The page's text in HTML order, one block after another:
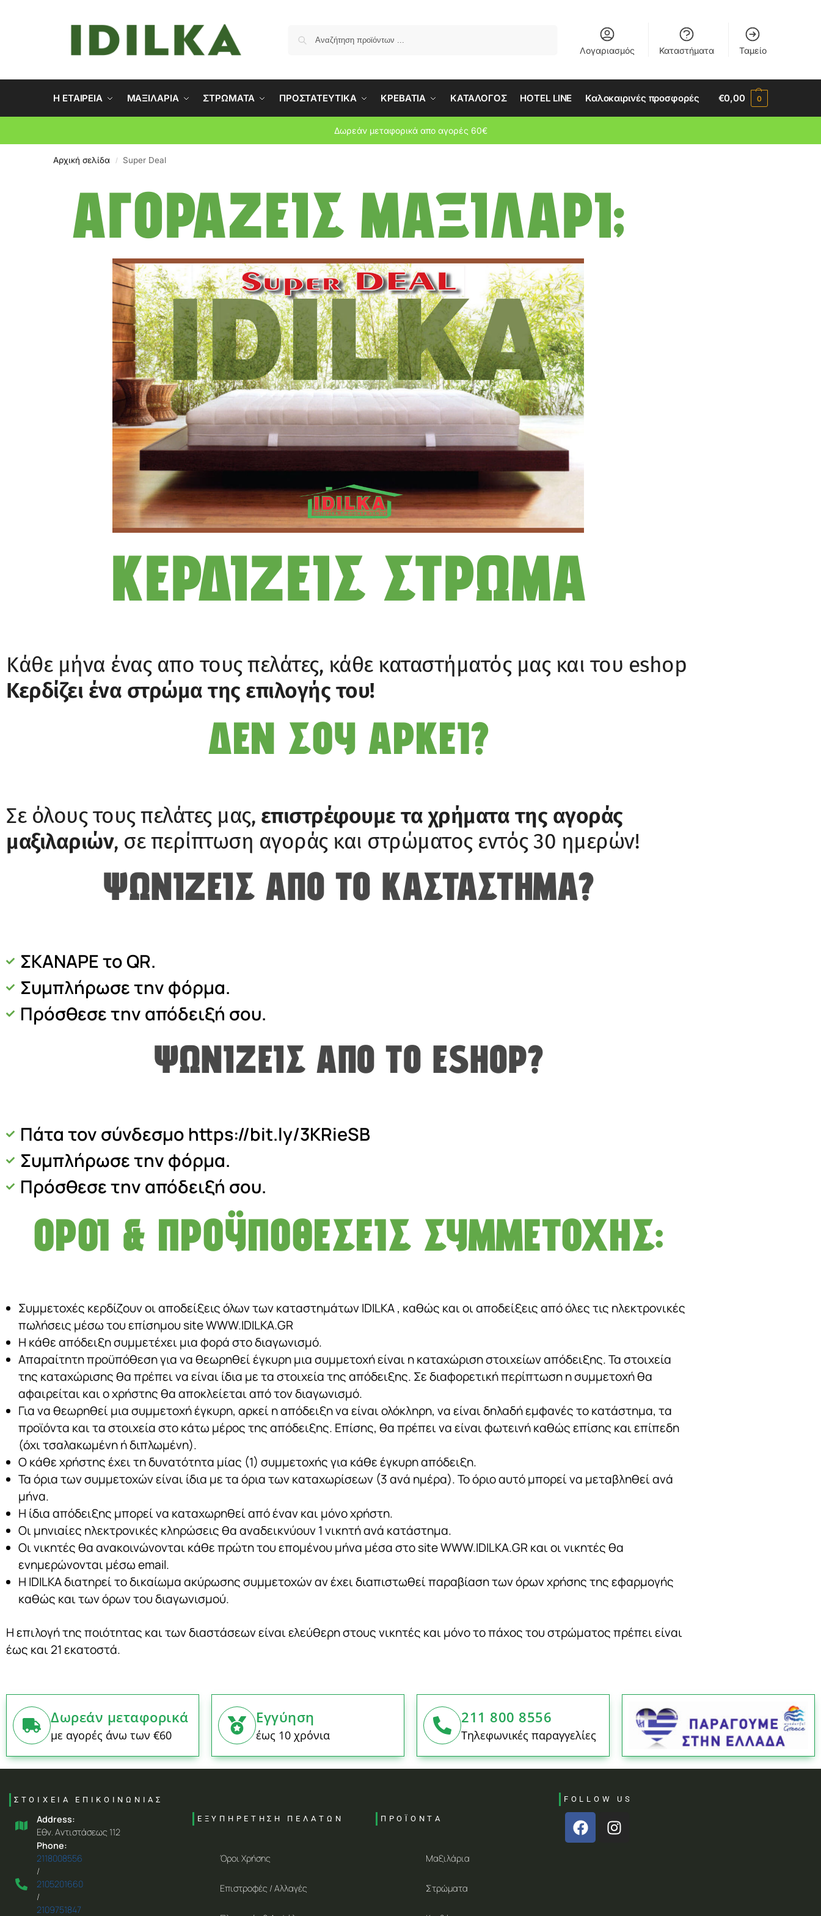
Λογαριασμός Καταστήματα Ταμείο
Η ΕΤΑΙΡΕΙΑ ΜΑΞΙΛΑΡΙΑ ΣΤΡΩΜΑΤΑ ΠΡΟΣΤΑΤΕΥΤΙΚΑ ΚΡΕΒΑΤΙΑ ΚΑΤΑΛΟΓΟΣ HOTEL LINE Καλοκαιρινές προσφορές €0,00 0
Δωρεάν μεταφορικά απο αγορές 60€
Αρχική σελίδα / Super Deal
ΑΓΟΡΆΖΕΙΣ ΜΑΞΙΛΆΡΙ;
ΚΕΡΔΙΖΕΙΣ ΣΤΡΩΜΑ
Κάθε μήνα ένας απο τους πελάτες, κάθε καταστήματός μας και του eshop
Κερδίζει ένα στρώμα της επιλογής του!
ΔΕΝ ΣΟΥ ΑΡΚΕΙ?
Σε όλους τους πελάτες μας, επιστρέφουμε τα χρήματα της αγοράς
μαξιλαριών, σε περίπτωση αγοράς και στρώματος εντός 30 ημερών!
ΨΩΝΊΖΕΙΣ ΑΠΟ ΤΟ ΚΑΣΤΆΣΤΗΜΑ?
ΣΚΑΝΑΡΕ το QR.
Συμπλήρωσε την φόρμα.
Πρόσθεσε την απόδειξή σου.
ΨΩΝΊΖΕΙΣ ΑΠΟ ΤΟ ESHOP?
Πάτα τον σύνδεσμο https://bit.ly/3KRieSB
Συμπλήρωσε την φόρμα.
Πρόσθεσε την απόδειξή σου.
ΌΡΟΙ & ΠΡΟΫΠΟΘΈΣΕΙΣ ΣΥΜΜΕΤΟΧΉΣ:
Συμμετοχές κερδίζουν οι αποδείξεις όλων των καταστημάτων IDILKA , καθώς και οι αποδείξεις από όλες τις ηλεκτρονικές
πωλήσεις μέσω του επίσημου site WWW.IDILKA.GR
Η κάθε απόδειξη συμμετέχει μια φορά στο διαγωνισμό.
Απαραίτητη προϋπόθεση για να θεωρηθεί έγκυρη μια συμμετοχή είναι η καταχώριση στοιχείων απόδειξης. Τα στοιχεία
της καταχώρισης θα πρέπει να είναι ίδια με τα στοιχεία της απόδειξης. Σε διαφορετική περίπτωση η συμμετοχή θα
αφαιρείται και ο χρήστης θα αποκλείεται από τον διαγωνισμό.
Για να θεωρηθεί μια συμμετοχή έγκυρη, αρκεί η απόδειξη να είναι ολόκληρη, να είναι δηλαδή εμφανές το κατάστημα, τα
προϊόντα και τα στοιχεία στο κάτω μέρος της απόδειξης. Επίσης, θα πρέπει να είναι φωτεινή καθώς επίσης και επίπεδη
(όχι τσαλακωμένη ή διπλωμένη).
Ο κάθε χρήστης έχει τη δυνατότητα μίας (1) συμμετοχής για κάθε έγκυρη απόδειξη.
Τα όρια των συμμετοχών είναι ίδια με τα όρια των καταχωρίσεων (3 ανά ημέρα). Το όριο αυτό μπορεί να μεταβληθεί ανά
μήνα.
Η ίδια απόδειξης μπορεί να καταχωρηθεί από έναν και μόνο χρήστη.
Οι μηνιαίες ηλεκτρονικές κληρώσεις θα αναδεικνύουν 1 νικητή ανά κατάστημα.
Οι νικητές θα ανακοινώνονται κάθε πρώτη του επομένου μήνα μέσα στο site WWW.IDILKA.GR και οι νικητές θα
ενημερώνονται μέσω email.
Η IDILKA διατηρεί το δικαίωμα ακύρωσης συμμετοχών αν έχει διαπιστωθεί παραβίαση των όρων χρήσης της εφαρμογής
καθώς και των όρων του διαγωνισμού.
Η επιλογή της ποιότητας και των διαστάσεων είναι ελεύθερη στους νικητές και μόνο το πάχος του στρώματος πρέπει είναι
έως και 21 εκατοστά.
Δωρεάν μεταφορικά
με αγορές άνω των €60
Εγγύηση
έως 10 χρόνια
211 800 8556
Τηλεφωνικές παραγγελίες
ΣΤΟΙΧΕΙΑ ΕΠΙΚΟΙΝΩΝΙΑΣ
Address:
Eθν. Aντιστάσεως 112
Phone:
2118008556
/
2105201660
/
2109751847
ΕΞΥΠΗΡΕΤΗΣΗ ΠΕΛΑΤΩΝ
Όροι Χρήσης
Επιστροφές / Αλλαγές
ΠΡΟΪΟΝΤΑ
Μαξιλάρια
Στρώματα
FOLLOW US